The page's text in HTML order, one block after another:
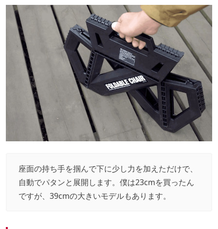
座面の持ち手を掴んで下に少し力を加えただけで、
自動でパタンと展開します。僕は23cmを買ったん
ですが、39cmの大きいモデルもあります。